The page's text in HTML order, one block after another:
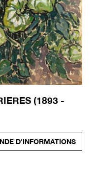
(1893 -
D'INFORMATIONS